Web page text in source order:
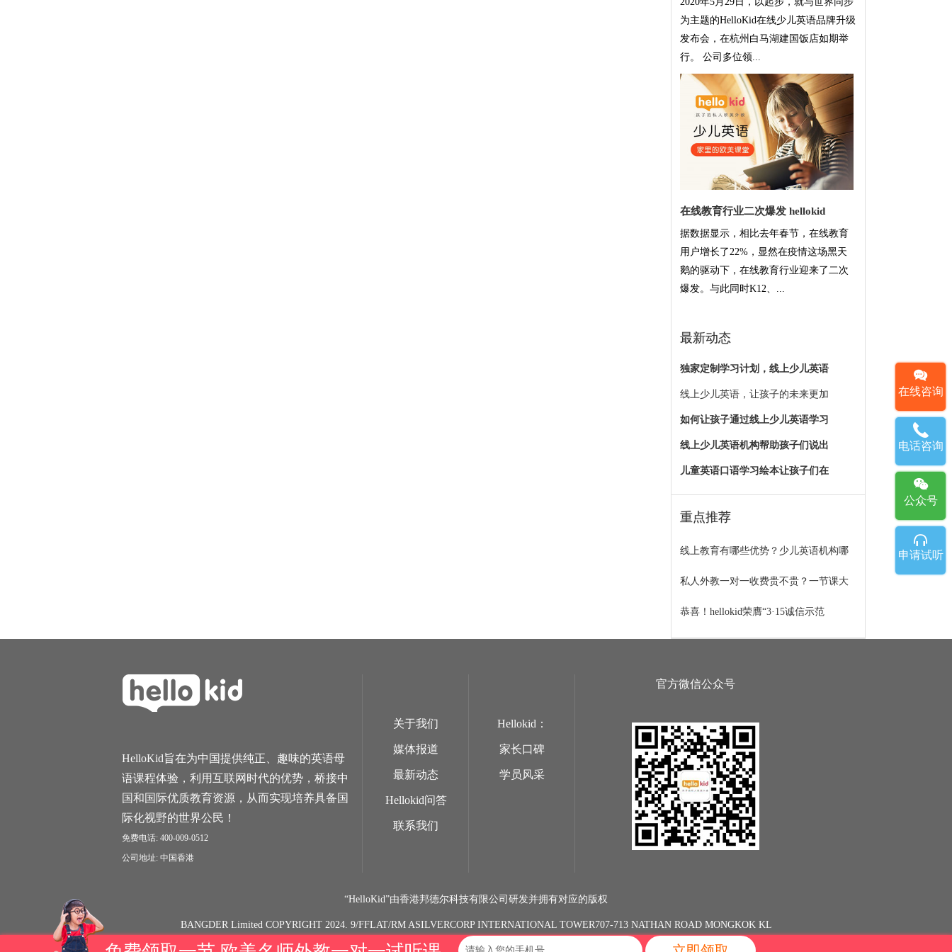
为主题的HelloKid在线少儿英语品牌升级
发布会，在杭州白马湖建国饭店如期举
行。 公司多位领...
在线教育行业二次爆发 hellokid
据数据显示，相比去年春节，在线教育
用户增长了22%，显然在疫情这场黑天
鹅的驱动下，在线教育行业迎来了二次
爆发。与此同时K12、...
最新动态
独家定制学习计划，线上少儿英语
线上少儿英语，让孩子的未来更加
如何让孩子通过线上少儿英语学习
线上少儿英语机构帮助孩子们说出
儿童英语口语学习绘本让孩子们在
重点推荐
线上教育有哪些优势？少儿英语机构哪
私人外教一对一收费贵不贵？一节课大
恭喜！hellokid荣膺“3·15诚信示范
HelloKid旨在为中国提供纯正、趣味的英语母
语课程体验，利用互联网时代的优势，桥接中
国和国际优质教育资源，从而实现培养具备国
际化视野的世界公民！
免费电话: 400-009-0512
公司地址: 中国香港
关于我们
媒体报道
最新动态
Hellokid问答
联系我们
Hellokid：
家长口碑
学员风采
官方微信公众号
“HelloKid”由香港邦德尔科技有限公司研发并拥有对应的版权
BANGDER Limited COPYRIGHT 2024. 9/FFLAT/RM ASILVERCORP INTERNATIONAL TOWER707-713 NATHAN ROAD MONGKOK KL
在线咨询
电话咨询
公众号
申请试听